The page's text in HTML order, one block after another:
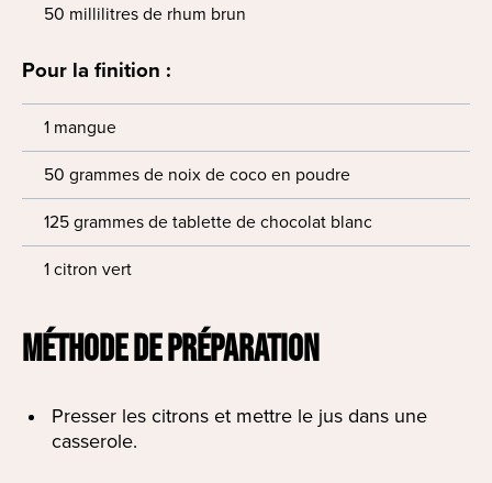
50 millilitres de rhum brun
Pour la finition :
1 mangue
50 grammes de noix de coco en poudre
125 grammes de tablette de chocolat blanc
1 citron vert
MÉTHODE DE PRÉPARATION
Presser les citrons et mettre le jus dans une
casserole.